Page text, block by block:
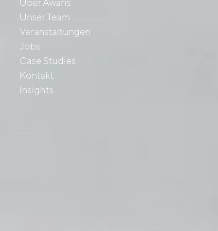
Über Awaris
Unser Team
Veranstaltungen
Jobs
Case Studies
Kontakt
Insights